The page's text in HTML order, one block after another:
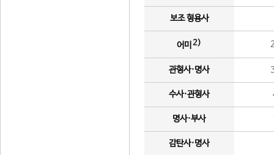
보조 형용사
어미 2)
관형사·명사
수사·관형사
명사·부사
감탄사·명사